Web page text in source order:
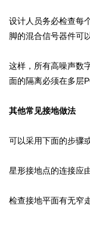
设计人员务必检查每
脚的混合信号器件可
这样，所有高噪声数
面的隔离必须在多层
其他常见接地做法
可以采用下面的步骤
星形接地点的连接应
检查接地平面有无窄